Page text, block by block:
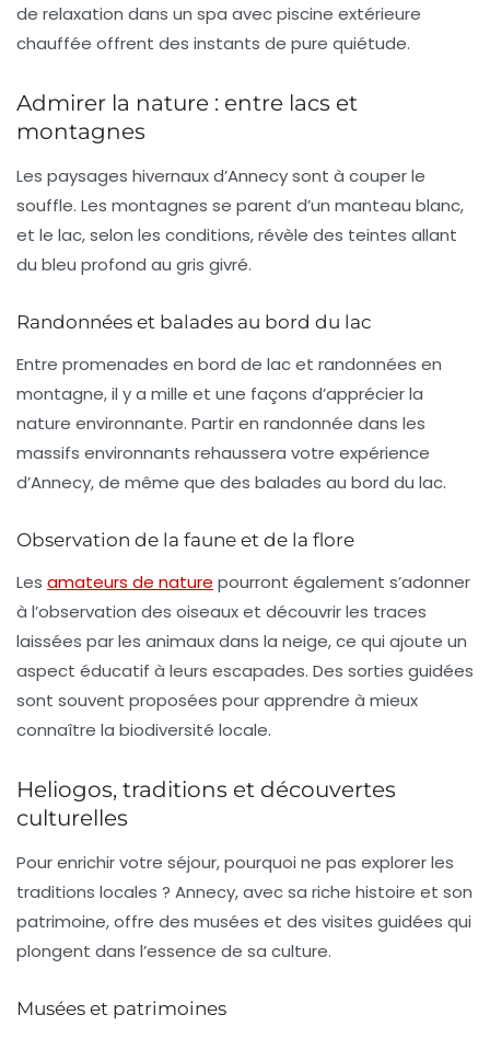
de relaxation dans un spa avec piscine extérieure
chauffée offrent des instants de pure quiétude.
Admirer la nature : entre lacs et
montagnes
Les paysages hivernaux d’Annecy sont à couper le
souffle. Les montagnes se parent d’un manteau blanc,
et le lac, selon les conditions, révèle des teintes allant
du bleu profond au gris givré.
Randonnées et balades au bord du lac
Entre promenades en bord de lac et randonnées en
montagne, il y a mille et une façons d’apprécier la
nature environnante. Partir en randonnée dans les
massifs environnants rehaussera votre expérience
d’Annecy, de même que des balades au bord du lac.
Observation de la faune et de la flore
Les amateurs de nature pourront également s’adonner
à l’observation des oiseaux et découvrir les traces
laissées par les animaux dans la neige, ce qui ajoute un
aspect éducatif à leurs escapades. Des sorties guidées
sont souvent proposées pour apprendre à mieux
connaître la biodiversité locale.
Heliogos, traditions et découvertes
culturelles
Pour enrichir votre séjour, pourquoi ne pas explorer les
traditions locales ? Annecy, avec sa riche histoire et son
patrimoine, offre des musées et des visites guidées qui
plongent dans l’essence de sa culture.
Musées et patrimoines